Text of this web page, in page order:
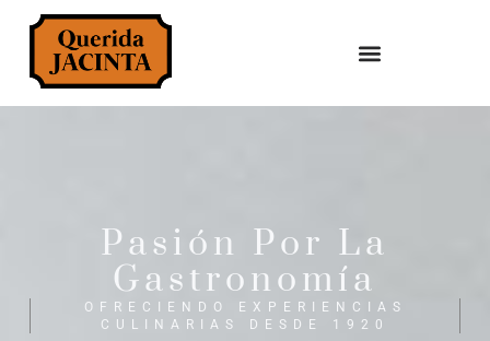
Pasión Por La
Gastronomía
OFRECIENDO EXPERIENCIAS
CULINARIAS DESDE 1920